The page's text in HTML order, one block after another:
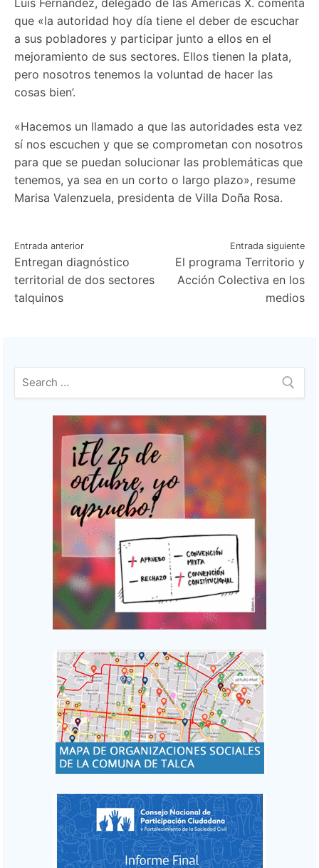
Luis Fernández, delegado de las Américas X. comenta
que «la autoridad hoy día tiene el deber de escuchar
a sus pobladores y participar junto a ellos en el
mejoramiento de sus sectores. Ellos tienen la plata,
pero nosotros tenemos la voluntad de hacer las
cosas bien’.
«Hacemos un llamado a que las autoridades esta vez
sí nos escuchen y que se comprometan con nosotros
para que se puedan solucionar las problemáticas que
tenemos, ya sea en un corto o largo plazo», resume
Marisa Valenzuela, presidenta de Villa Doña Rosa.
Navegación
de
entradas
Entrada anterior
Entregan diagnóstico
territorial de dos sectores
talquinos
Entrada siguiente
El programa Territorio y
Acción Colectiva en los
medios